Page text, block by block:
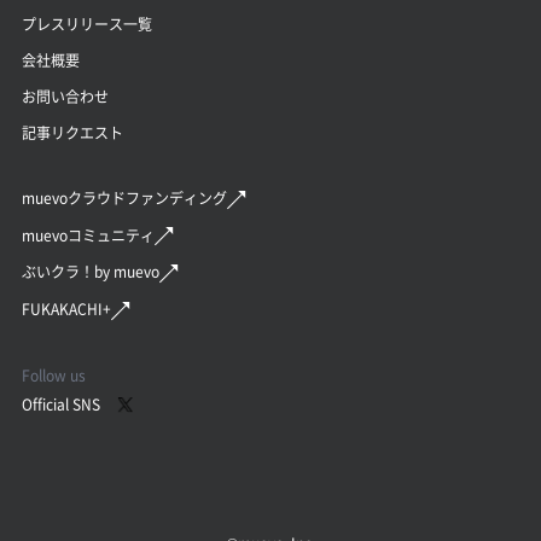
プレスリリース一覧
会社概要
お問い合わせ
記事リクエスト
muevoクラウドファンディング
muevoコミュニティ
ぶいクラ！by muevo
FUKAKACHI+
Follow us
Official SNS